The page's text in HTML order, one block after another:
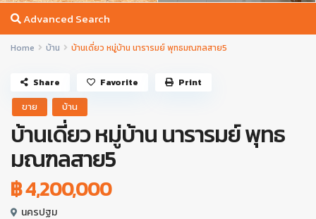
Advanced Search
Home บ้าน บ้านเดี่ยว หมู่บ้าน นารารมย์ พุทธมณฑลสาย5
ขาย บ้าน
บ้านเดี่ยว หมู่บ้าน นารารมย์ พุทธ
มณฑลสาย5
฿ 4,200,000
นครปฐม
Share Favorite Print